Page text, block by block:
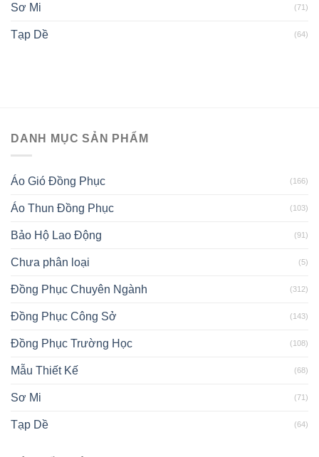
Sơ Mi (71)
Tạp Dề (64)
DANH MỤC SẢN PHẨM
Áo Gió Đồng Phục (166)
Áo Thun Đồng Phục (103)
Bảo Hộ Lao Động (91)
Chưa phân loại (5)
Đồng Phục Chuyên Ngành (312)
Đồng Phục Công Sở (143)
Đồng Phục Trường Học (108)
Mẫu Thiết Kế (68)
Sơ Mi (71)
Tạp Dề (64)